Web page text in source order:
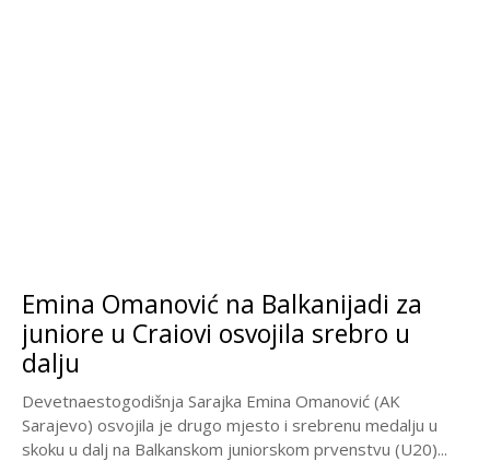
Emina Omanović na Balkanijadi za
juniore u Craiovi osvojila srebro u
dalju
Devetnaestogodišnja Sarajka Emina Omanović (AK
Sarajevo) osvojila je drugo mjesto i srebrenu medalju u
skoku u dalj na Balkanskom juniorskom prvenstvu (U20)...